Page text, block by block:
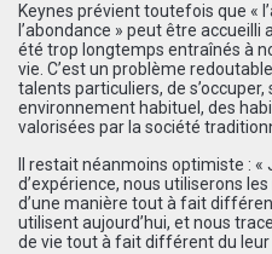
Keynes prévient toutefois que «
l’abondance » peut être accueilli
été trop longtemps entraînés à
vie. C’est un problème
talents particuliers, de
environnement habituel, des
valorisées par la société
Il restait néanmoins optimiste : «
d’expérience, nous utiliserons
d’une manière tout à fait
utilisent aujourd’hui, et nous
de vie tout à fait différent du leur